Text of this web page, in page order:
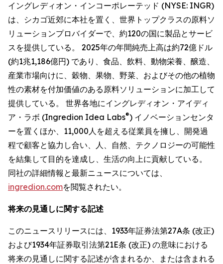
イングレディオン・インコーポレーテッド (NYSE: INGR)
は、シカゴ近郊に本社を置く、世界トップクラスの原料ソ
リューションプロバイダーで、約120の国に製品とサービ
スを提供している。 2025年の年間純売上高は約72億ドル
(約1兆1,186億円) であり、食品、飲料、動物栄養、醸造、
産業市場向けに、穀物、果物、野菜、およびその他の植物
性の素材を付加価値のある原料ソリューションに加工して
提供している。 世界各地にイングレディオン・アイディ
ア・ラボ (Ingredion Idea Labs®) イノベーションセンタ
ーを置くほか、11,000人を超える従業員を擁し、開発過
程で顧客と協力し合い、人、自然、テクノロジーの可能性
を結集して目的を達成し、生活の向上に貢献している。
同社の詳細情報と最新ニュースについては、
ingredion.comを閲覧されたい。
将来の見通しに関する記述
このニュースリリースには、1933年証券法第27A条 (改正)
および1934年証券取引法第21E条 (改正) の意味における
将来の見通しに関する記述が含まれるか、または含まれる